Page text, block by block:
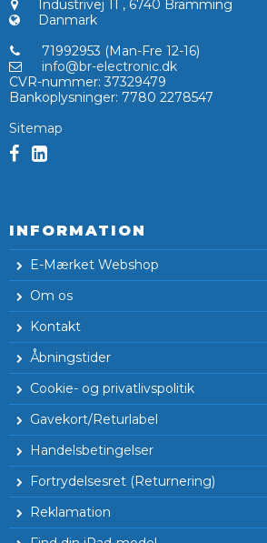
Industrivej 11 , 6740 Bramming
Danmark
71992953 (Man-Fre 12-16)
info@br-electronic.dk
CVR-nummer: 37329479
Bankoplysninger: 7780 2278547
Sitemap
INFORMATION
E-Mærket Webshop
Om os
Kontakt
Åbningstider
Cookie- og privatlivspolitik
Gavekort/Returlabel
Handelsbetingelser
Fortrydelsesret (Returnering)
Reklamation